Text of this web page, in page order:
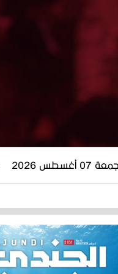
07 أغسطس 2026